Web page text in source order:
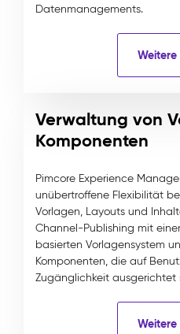
Datenmanagements.
Weitere
Verwaltung von
Komponenten
Pimcore Experience
unübertroffene Flexibilität
Vorlagen, Layouts und
Channel-Publishing mit
basierten Vorlagensystem
Komponenten, die auf
Zugänglichkeit ausgerichtet
Weitere